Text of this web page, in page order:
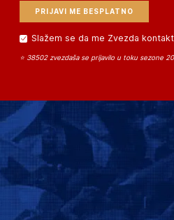
Slažem se da me Zvezda
⭐ 38502 zvezdaša se prijavilo u toku sezone